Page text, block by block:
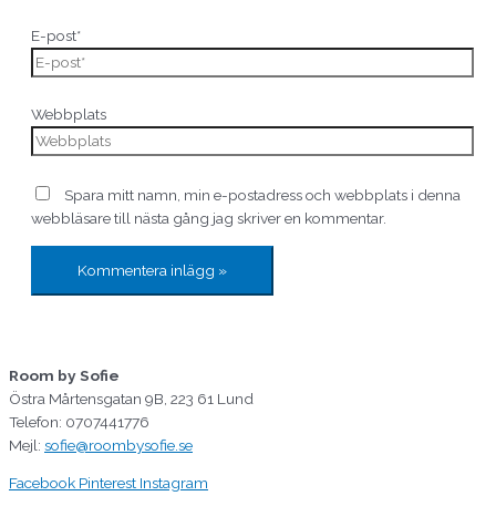
E-post*
Webbplats
Spara mitt namn, min e-postadress och webbplats i denna
webbläsare till nästa gång jag skriver en kommentar.
Room by Sofie
Östra Mårtensgatan 9B, 223 61 Lund
Telefon: 0707441776
Mejl: sofie@roombysofie.se
Facebook Pinterest Instagram